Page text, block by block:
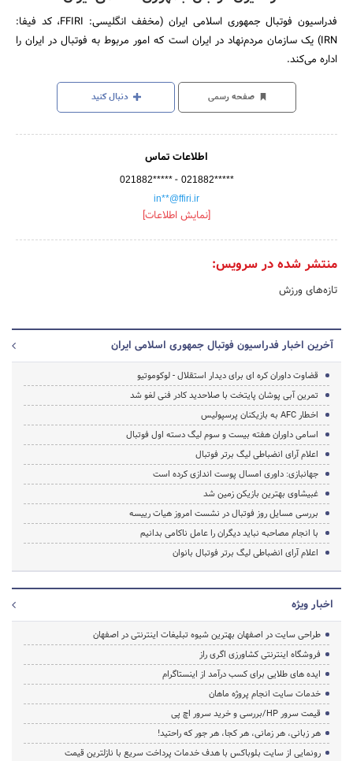
فدراسیون فوتبال جمهوری اسلامی ایران (مخفف انگلیسی: FFIRI، کد فیفا:
IRN)‏ یک سازمان مردم‌نهاد در ایران است که امور مربوط به فوتبال در ایران را
اداره می‌کند.
صفحه رسمی دنبال کنید
اطلاعات تماس
021882***** - 021882*****
in**@ffiri.ir
[نمایش اطلاعات]
منتشر شده در سرویس:
تازه‌های ورزش
آخرین اخبار فدراسیون فوتبال جمهوری اسلامی ایران
قضاوت داوران کره ای برای دیدار استقلال - لوکوموتیو
تمرین آبی پوشان پایتخت با صلاحدید کادر فنی لغو شد
اخطار AFC به بازیکنان پرسپولیس
اسامی داوران هفته بیست و سوم لیگ دسته اول فوتبال
اعلام آرای انضباطی لیگ برتر فوتبال
جهانبازی: داوری امسال پوست اندازی کرده است
غبیشاوی بهترین بازیکن زمین شد
بررسی مسایل روز فوتبال در نشست امروز هیات رییسه
با انجام مصاحبه نباید دیگران را عامل ناکامی بدانیم
اعلام آرای انضباطی لیگ برتر فوتبال بانوان
اخبار ویژه
طراحی سایت در اصفهان بهترین شیوه تبلیغات اینترنتی در اصفهان
فروشگاه اینترنتی کشاورزی اگری راز
ایده های طلایی برای کسب درآمد از اینستاگرام
خدمات سایت انجام پروژه ماهان
قیمت سرور HP/بررسی و خرید سرور اچ پی
هر زبانی، هر زمانی، هر کجا، هر جور که راحتید!
رونمایی از سایت بلوباکس با هدف خدمات پرداخت سریع با نازلترین قیمت